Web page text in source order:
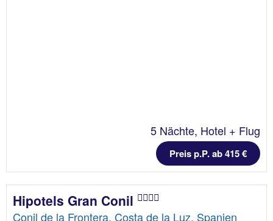
5 Nächte, Hotel + Flug
Preis p.P. ab 415 €
Hipotels Gran Conil
Conil de la Frontera, Costa de la Luz, Spanien